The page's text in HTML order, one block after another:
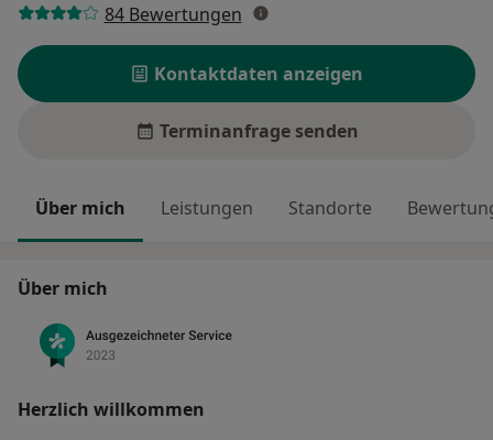
84 Bewertungen
Kontaktdaten anzeigen
Terminanfrage senden
Über mich Leistungen Standorte
Über mich
Herzlich willkommen